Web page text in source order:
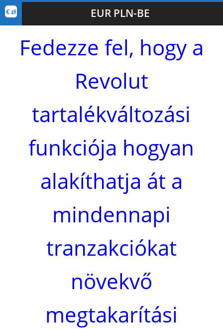
EUR PLN-BE
Fedezze fel, hogy a
Revolut
tartalékváltozási
funkciója hogyan
alakíthatja át a
mindennapi
tranzakciókat
növekvő
megtakarítási